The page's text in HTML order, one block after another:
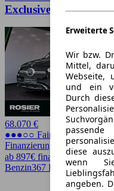
Erweiterte
Wir bzw.
Mittel,
Webseite,
und ein
Durch
diese
wenn
angeben.
Exclusive
68.070 €
●●●○○ Fairer Preis
Finanzierung möglich
ab 897€ finanzieren ↗
Benzin367 PS (270 kW)